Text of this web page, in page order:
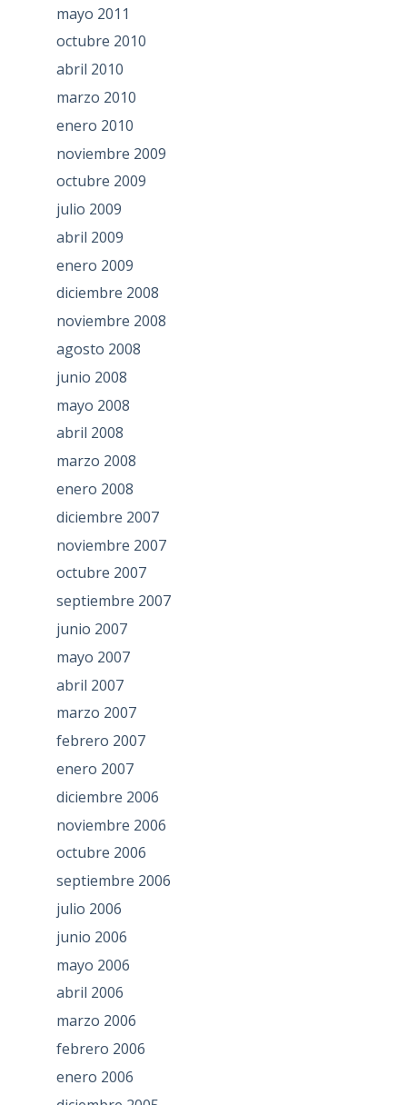
mayo 2011
octubre 2010
abril 2010
marzo 2010
enero 2010
noviembre 2009
octubre 2009
julio 2009
abril 2009
enero 2009
diciembre 2008
noviembre 2008
agosto 2008
junio 2008
mayo 2008
abril 2008
marzo 2008
enero 2008
diciembre 2007
noviembre 2007
octubre 2007
septiembre 2007
junio 2007
mayo 2007
abril 2007
marzo 2007
febrero 2007
enero 2007
diciembre 2006
noviembre 2006
octubre 2006
septiembre 2006
julio 2006
junio 2006
mayo 2006
abril 2006
marzo 2006
febrero 2006
enero 2006